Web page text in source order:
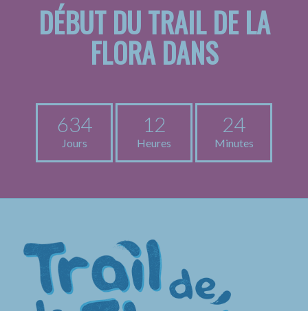
DÉBUT DU TRAIL DE LA
FLORA DANS
634
Jours
12
Heures
24
Minutes